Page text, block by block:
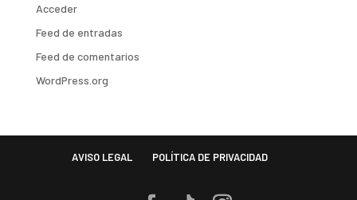
Acceder
Feed de entradas
Feed de comentarios
WordPress.org
AVISO LEGAL POLÍTICA DE PRIVACIDAD